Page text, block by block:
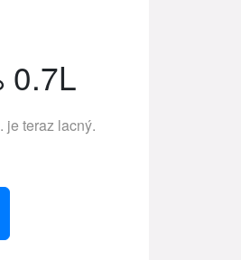
0.7L
je teraz lacný.